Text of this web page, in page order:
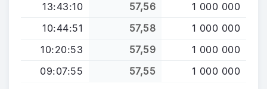
13:43:10
57,56
1 000 000
10:44:51
57,58
1 000 000
10:20:53
57,59
1 000 000
09:07:55
57,55 1 000 000